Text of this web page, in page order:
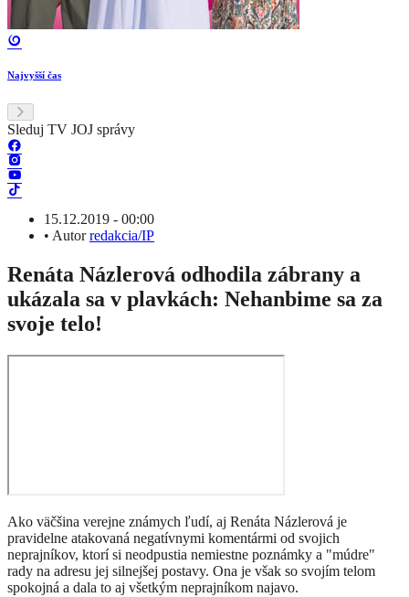
Najvyšší čas
Sleduj TV JOJ správy
15.12.2019 - 00:00
• Autorredakcia/IP
Renáta Názlerová odhodila zábrany a
ukázala sa v plavkách: Nehanbime sa za
svoje telo!
Ako väčšina verejne známych ľudí, aj Renáta Názlerová je
pravidelne atakovaná negatívnymi komentármi od svojich
neprajníkov, ktorí si neodpustia nemiestne poznámky a "múdre"
rady na adresu jej silnejšej postavy. Ona je však so svojím telom
spokojná a dala to aj všetkým neprajníkom najavo.